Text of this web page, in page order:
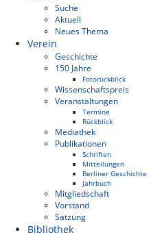
Suche
Aktuell
Neues Thema
Verein
Geschichte
150 Jahre
Fotorückblick
Wissenschaftspreis
Veranstaltungen
Termine
Rückblick
Mediathek
Publikationen
Schriften
Mitteilungen
Berliner Geschichte
Jahrbuch
Mitgliedschaft
Vorstand
Satzung
Bibliothek